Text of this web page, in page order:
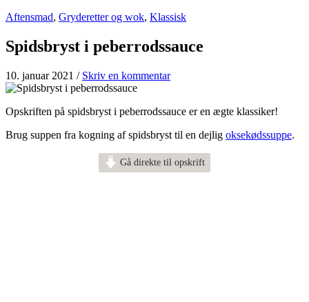
Aftensmad, Gryderetter og wok, Klassisk
Spidsbryst i peberrodssauce
10. januar 2021 / Skriv en kommentar
Opskriften på spidsbryst i peberrodssauce er en ægte klassiker!
Brug suppen fra kogning af spidsbryst til en dejlig oksekødssuppe.
Gå direkte til opskrift